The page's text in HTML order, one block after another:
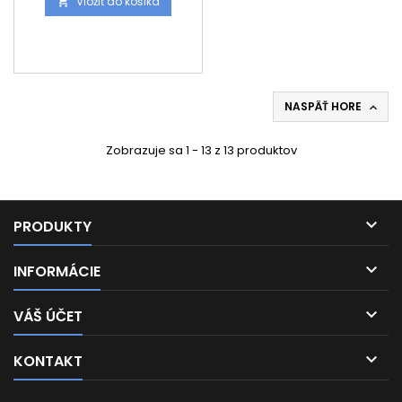
Cena je za 1 kus
NASPÄŤ HORE 
Zobrazuje sa 1 - 13 z 13 produktov
PRODUKTY 
INFORMÁCIE 
VÁŠ ÚČET 
KONTAKT 